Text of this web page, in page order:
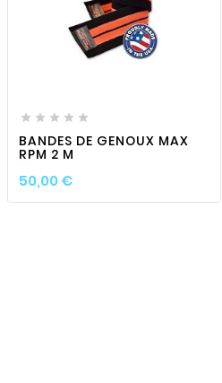
    
BANDES DE GENOUX MAX
RPM 2 M
50,00 €Prix